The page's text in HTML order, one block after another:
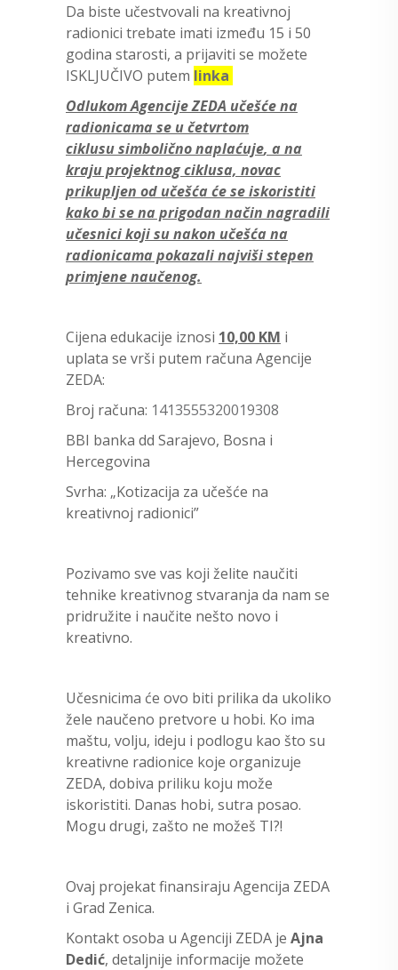
Da biste učestvovali na kreativnoj
radionici trebate imati između 15 i 50
godina starosti, a prijaviti se možete
ISKLJUČIVO putem linka
Odlukom Agencije ZEDA učešće na
radionicama se u četvrtom
ciklususimbolično naplaćuje, a na
kraju projektnog ciklusa, novac
prikupljen od učešća će se iskoristiti
kako bi se na prigodan način nagradili
učesnici koji su nakon učešća na
radionicama pokazali najviši stepen
primjene naučenog.
Cijena edukacije iznosi 10,00 KM i
uplata se vrši putem računa Agencije
ZEDA:
Broj računa: 1413555320019308
BBI banka dd Sarajevo, Bosna i
Hercegovina
Svrha: „Kotizacija za učešće na
kreativnoj radionici”
Pozivamo sve vas koji želite naučiti
tehnike kreativnog stvaranja da nam se
pridružite i naučite nešto novo i
kreativno.
Učesnicima će ovo biti prilika da ukoliko
žele naučeno pretvore u hobi. Ko ima
maštu, volju, ideju i podlogu kao što su
kreativne radionice koje organizuje
ZEDA, dobiva priliku koju može
iskoristiti. Danas hobi, sutra posao.
Mogu drugi, zašto ne možeš TI?!
Ovaj projekat finansiraju Agencija ZEDA
i Grad Zenica.
Kontakt osoba u Agenciji ZEDA je Ajna
Dedić, detaljnije informacije možete